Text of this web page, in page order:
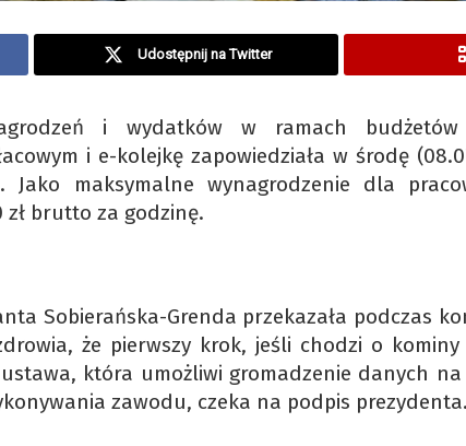
Udostępnij na Twitter
i wydatków w ramach
i e-kolejkę zapowiedziała w środę
Jako maksymalne wynagrodzenie dla
zł brutto za godzinę.
Sobierańska-Grenda przekazała podczas
że pierwszy krok, jeśli chodzi o kominy
która umożliwi gromadzenie danych
zawodu, czeka na podpis prezydenta.